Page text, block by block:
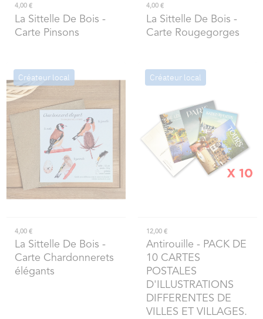
4,00 €
La Sittelle De Bois -
Carte Pinsons
4,00 €
La Sittelle De Bois -
Carte Rougegorges
Créateur local
4,00 €
La Sittelle De Bois -
Carte Chardonnerets
élégants
Créateur local
12,00 €
Antirouille - PACK DE
10 CARTES
POSTALES
D'ILLUSTRATIONS
DIFFERENTES DE
VILLES ET VILLAGES.